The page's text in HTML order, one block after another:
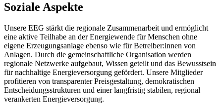
Soziale Aspekte
Unsere EEG stärkt die regionale Zusammenarbeit und ermöglicht
eine aktive Teilhabe an der Energiewende für Menschen ohne
eigene Erzeugungsanlage ebenso wie für Betreiber:innen von
Anlagen. Durch die gemeinschaftliche Organisation werden
regionale Netzwerke aufgebaut, Wissen geteilt und das Bewusstsein
für nachhaltige Energieversorgung gefördert. Unsere Mitglieder
profitieren von transparenter Preisgestaltung, demokratischen
Entscheidungsstrukturen und einer langfristig stabilen, regional
verankerten Energieversorgung.